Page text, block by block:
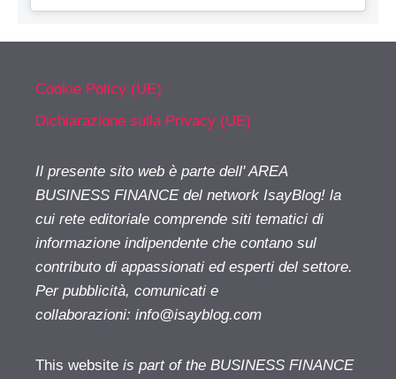
Cookie Policy (UE)
Dichiarazione sulla Privacy (UE)
Il presente sito web è parte dell' AREA
BUSINESS FINANCE del network IsayBlog! la
cui rete editoriale comprende siti tematici di
informazione indipendente che contano sul
contributo di appassionati ed esperti del settore.
Per pubblicità, comunicati e
collaborazioni: info@isayblog.com
This website is part of the BUSINESS FINANCE